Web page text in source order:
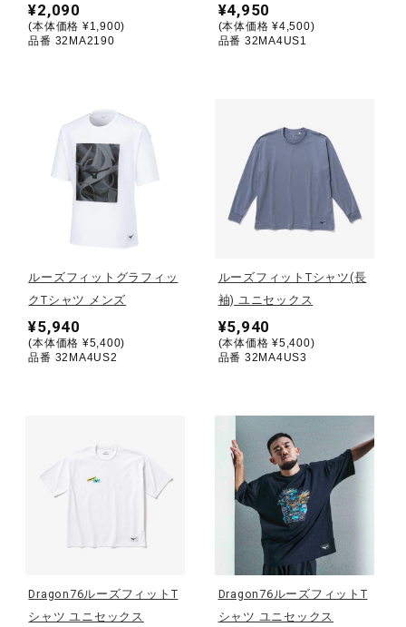
ワーキング
ウォーキングシューズ
ライフスタイルグッズ
インナー
寝具／ミズノスリープ
健康／エクササイズ
¥2,090
(本体価格 ¥1,900)
品番 32MA2190
¥4,950
(本体価格 ¥4,500)
品番 32MA4US1
ルーズフィットグラフィッ
クTシャツ メンズ
¥5,940
(本体価格 ¥5,400)
品番 32MA4US2
ルーズフィットTシャツ(長
袖) ユニセックス
¥5,940
(本体価格 ¥5,400)
品番 32MA4US3
Dragon76ルーズフィットT
シャツ ユニセックス
Dragon76ルーズフィットT
シャツ ユニセックス